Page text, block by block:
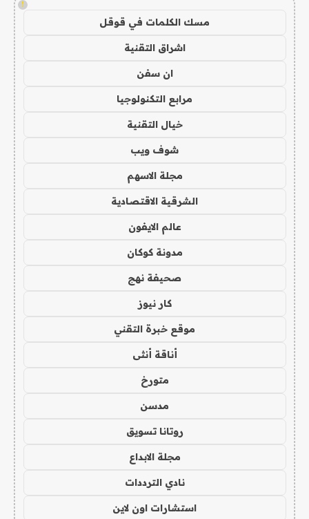
!
مسك الكلمات في قوقل
اشراق التقنية
ان سفن
مرابع التكنولوجيا
خيال التقنية
شوف ويب
مجلة الاسهم
الشرقية الاقتصادية
عالم الايفون
مدونة كوكان
صحيفة نهج
كار نيوز
موقع خبرة التقني
أناقة أنثى
متورخ
مدسن
روتانا تسويق
مجلة الابداع
نادي الترددات
استشارات اون لاين